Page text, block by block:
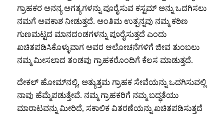
ಗ್ರಾಹಕರ ಅನನ್ಯ ಅಗತ್ಯಗಳನ್ನು ಪೂರೈಸುವ ಕಸ್ಟಮ್ ಅನ್ನು ಒದಗಿಸಲು
ನಮಗೆ ಅವಕಾಶ ನೀಡುತ್ತದೆ. ಅಂತಿಮ ಉತ್ಪನ್ನವು ನಮ್ಮ ಕಠಿಣ
ಗುಣಮಟ್ಟದ ಮಾನದಂಡಗಳನ್ನು ಪೂರೈಸುತ್ತದೆ ಎಂದು
ಖಚಿತಪಡಿಸಿಕೊಳ್ಳುವಾಗ ಅವರ ಆಲೋಚನೆಗಳಿಗೆ ಜೀವ ತುಂಬಲು
ನಮ್ಮ ಮೀಸಲಾದ ತಂಡವು ಗ್ರಾಹಕರೊಂದಿಗೆ ಕೆಲಸ ಮಾಡುತ್ತದೆ.
ದೇಕಲ್ ಹೋಮ್‌ನಲ್ಲಿ, ಅತ್ಯುತ್ತಮ ಗ್ರಾಹಕ ಸೇವೆಯನ್ನು ಒದಗಿಸುವಲ್ಲಿ
ನಾವು ಹೆಮ್ಮೆಪಡುತ್ತೇವೆ. ನಮ್ಮ ಗ್ರಾಹಕರಿಗೆ ನಮ್ಮ ಬದ್ಧತೆಯು
ಮಾರಾಟವನ್ನು ಮೀರಿದೆ, ಸಕಾಲಿಕ ವಿತರಣೆಯನ್ನು ಖಚಿತಪಡಿಸುತ್ತದೆ